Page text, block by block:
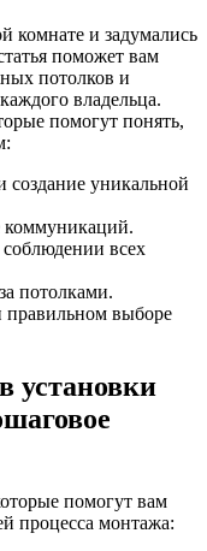
комнате и задумались
поможет вам
потолков и
владельца.
помогут понять,
создание уникальной
коммуникаций.
всех
потолками.
правильном выборе
установки
помогут вам
процесса монтажа: